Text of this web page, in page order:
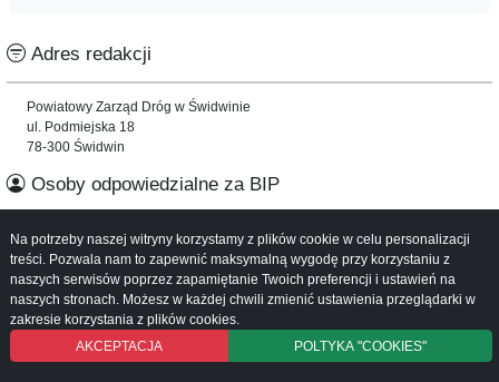
Adres redakcji
Powiatowy Zarząd Dróg w Świdwinie
ul. Podmiejska 18
78-300 Świdwin
Osoby odpowiedzialne za BIP
Informacje o serwisie
Mapa serwisu
Instrukcja obsługi
Na potrzeby naszej witryny korzystamy z plików cookie w celu personalizacji
treści. Pozwala nam to zapewnić maksymalną wygodę przy korzystaniu z
naszych serwisów poprzez zapamiętanie Twoich preferencji i ustawień na
naszych stronach. Możesz w każdej chwili zmienić ustawienia przeglądarki w
zakresie korzystania z plików cookies.
AKCEPTACJA
POLTYKA "COOKIES"